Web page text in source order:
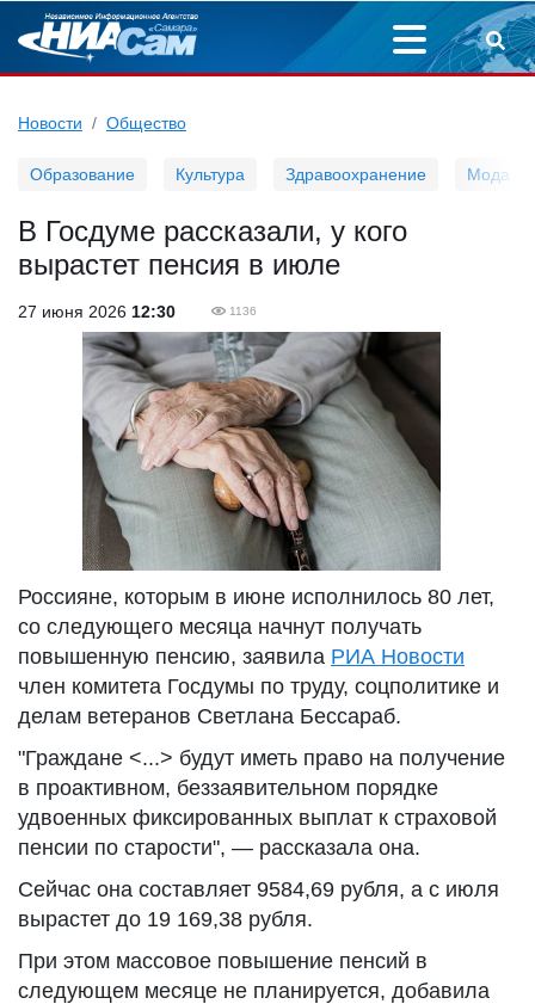
Новости Общество
Образование Культура Здравоохранение Мода
В Госдуме рассказали, у кого
вырастет пенсия в июле
27 июня 2026 12:30 1136
Россияне, которым в июне исполнилось 80 лет,
со следующего месяца начнут получать
повышенную пенсию, заявила РИА Новости
член комитета Госдумы по труду, соцполитике и
делам ветеранов Светлана Бессараб.
"Граждане <...> будут иметь право на получение
в проактивном, беззаявительном порядке
удвоенных фиксированных выплат к страховой
пенсии по старости", — рассказала она.
Сейчас она составляет 9584,69 рубля, а с июля
вырастет до 19 169,38 рубля.
При этом массовое повышение пенсий в
следующем месяце не планируется, добавила